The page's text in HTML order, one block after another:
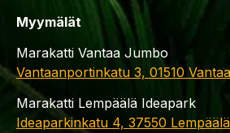
Myymälät
Marakatti Vantaa Jumbo
Vantaanportinkatu 3, 01510 Vantaa
Marakatti Lempäälä Ideapark
Ideaparkinkatu 4, 37550 Lempäälä